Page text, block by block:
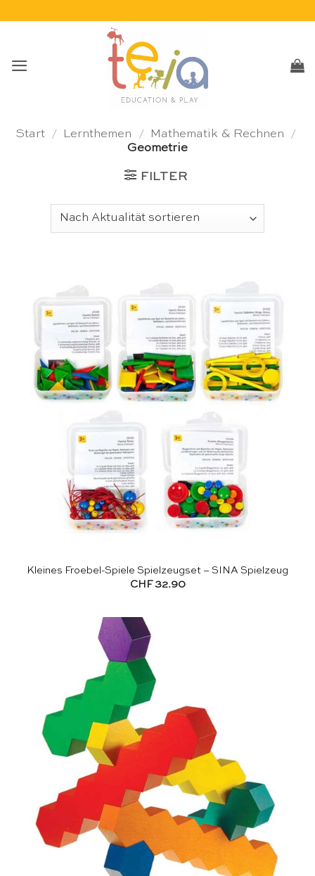
Start / Lernthemen / Mathematik & Rechnen
/
Geometrie
FILTER
Kleines Froebel-Spiele Spielzeugset – SINA Spielzeug
CHF32.90